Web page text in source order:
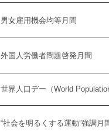
男女雇用機会均等月間
外国人労働者問題啓発月間
世界人口デー（World
“社会を明るくする運動”強調月